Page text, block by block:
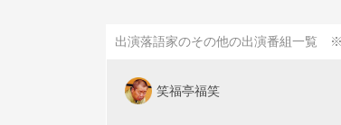
出演落語家のその他の出演番組一覧 ※
笑福亭福笑